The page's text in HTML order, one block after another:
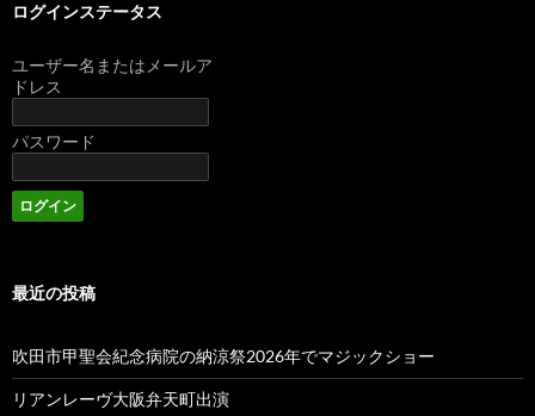
ログインステータス
ユーザー名またはメールア
ドレス
パスワード
最近の投稿
吹田市甲聖会紀念病院の納涼祭2026年でマジックショー
リアンレーヴ大阪弁天町出演